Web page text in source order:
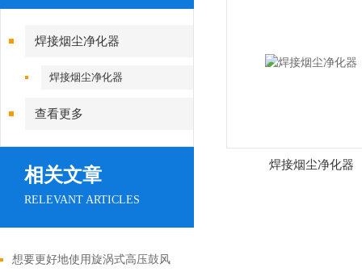
焊接烟尘净化器
焊接烟尘净化器
查看更多
相关文章
RELEVANT ARTICLES
想要更好地使用旋涡式高压鼓风
焊接烟尘净化器